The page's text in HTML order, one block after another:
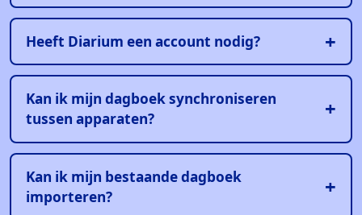
Heeft Diarium een account nodig?
Kan ik mijn dagboek synchroniseren
tussen apparaten?
Kan ik mijn bestaande dagboek
importeren?